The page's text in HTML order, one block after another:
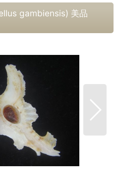
gambiensis) 美品